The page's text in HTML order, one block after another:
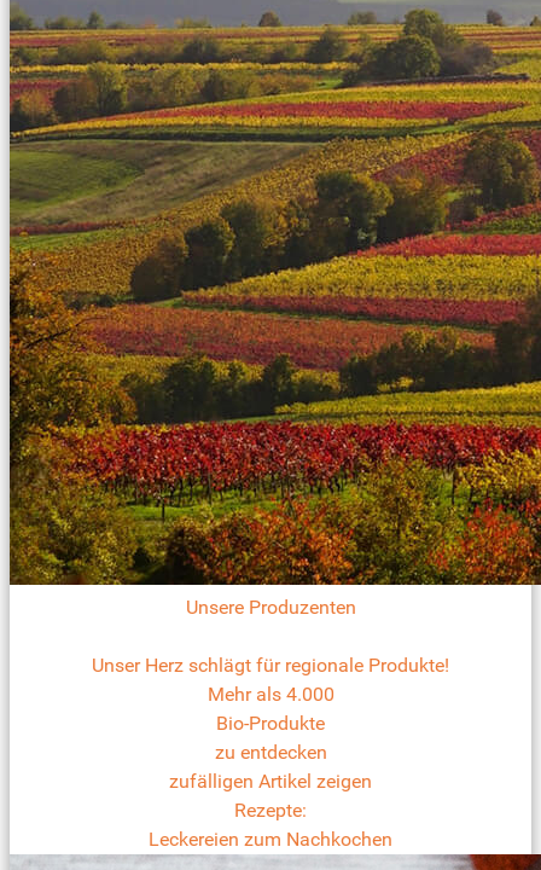
Unsere Produzenten
Unser Herz schlägt für regionale Produkte!
Mehr als 4.000
Bio-Produkte
zu entdecken
zufälligen Artikel zeigen
Rezepte:
Leckereien zum Nachkochen